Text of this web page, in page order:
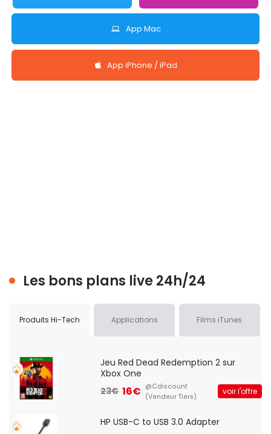
App Mac
App iPhone / iPad
Les bons plans live 24h/24
Produits Hi-Tech Applications Films iTunes
Jeu Red Dead Redemption 2 sur
Xbox One
23€ 16€ @Cdiscount
(Vendeur Tiers)
voir l'offre
HP USB-C to USB 3.0 Adapter